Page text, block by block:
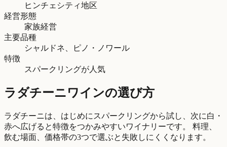
ヒンチェシティ地区
経営形態
家族経営
主要品種
シャルドネ、ピノ・ノワール
特徴
スパークリングが人気
ラダチーニワインの選び方
ラダチーニは、はじめにスパークリングから試し、次に白・
赤へ広げると特徴をつかみやすいワイナリーです。 料理、
飲む場面、価格帯の3つで選ぶと失敗しにくくなります。